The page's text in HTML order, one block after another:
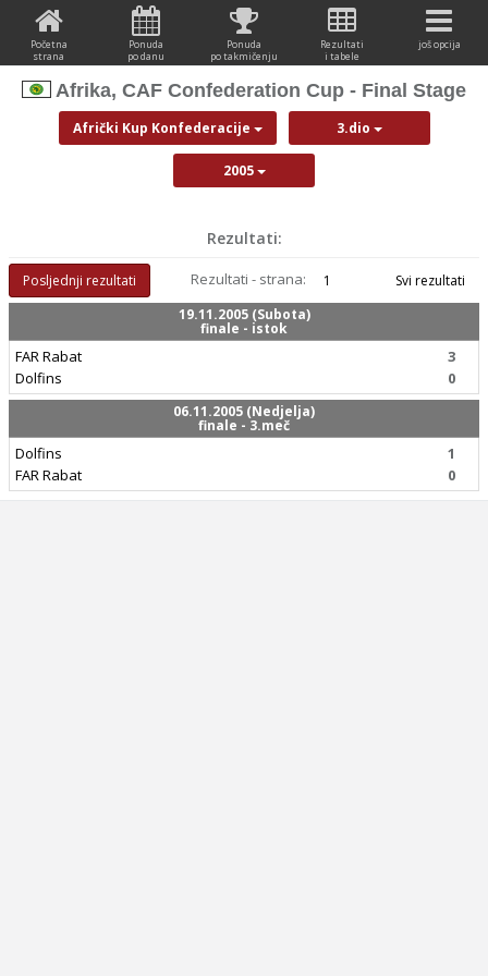
Početna
strana
Ponuda
po danu
Ponuda
po takmičenju
Rezultati
i tabele
još opcija
Afrika, CAF Confederation Cup - Final Stage
Afrički Kup Konfederacije 3.dio
2005
Rezultati:
Posljednji rezultati Rezultati - strana: 1
Svi rezultati
19.11.2005 (Subota)
finale - istok
FAR Rabat
Dolfins
3
0
06.11.2005 (Nedjelja)
finale - 3.meč
Dolfins
FAR Rabat
1
0